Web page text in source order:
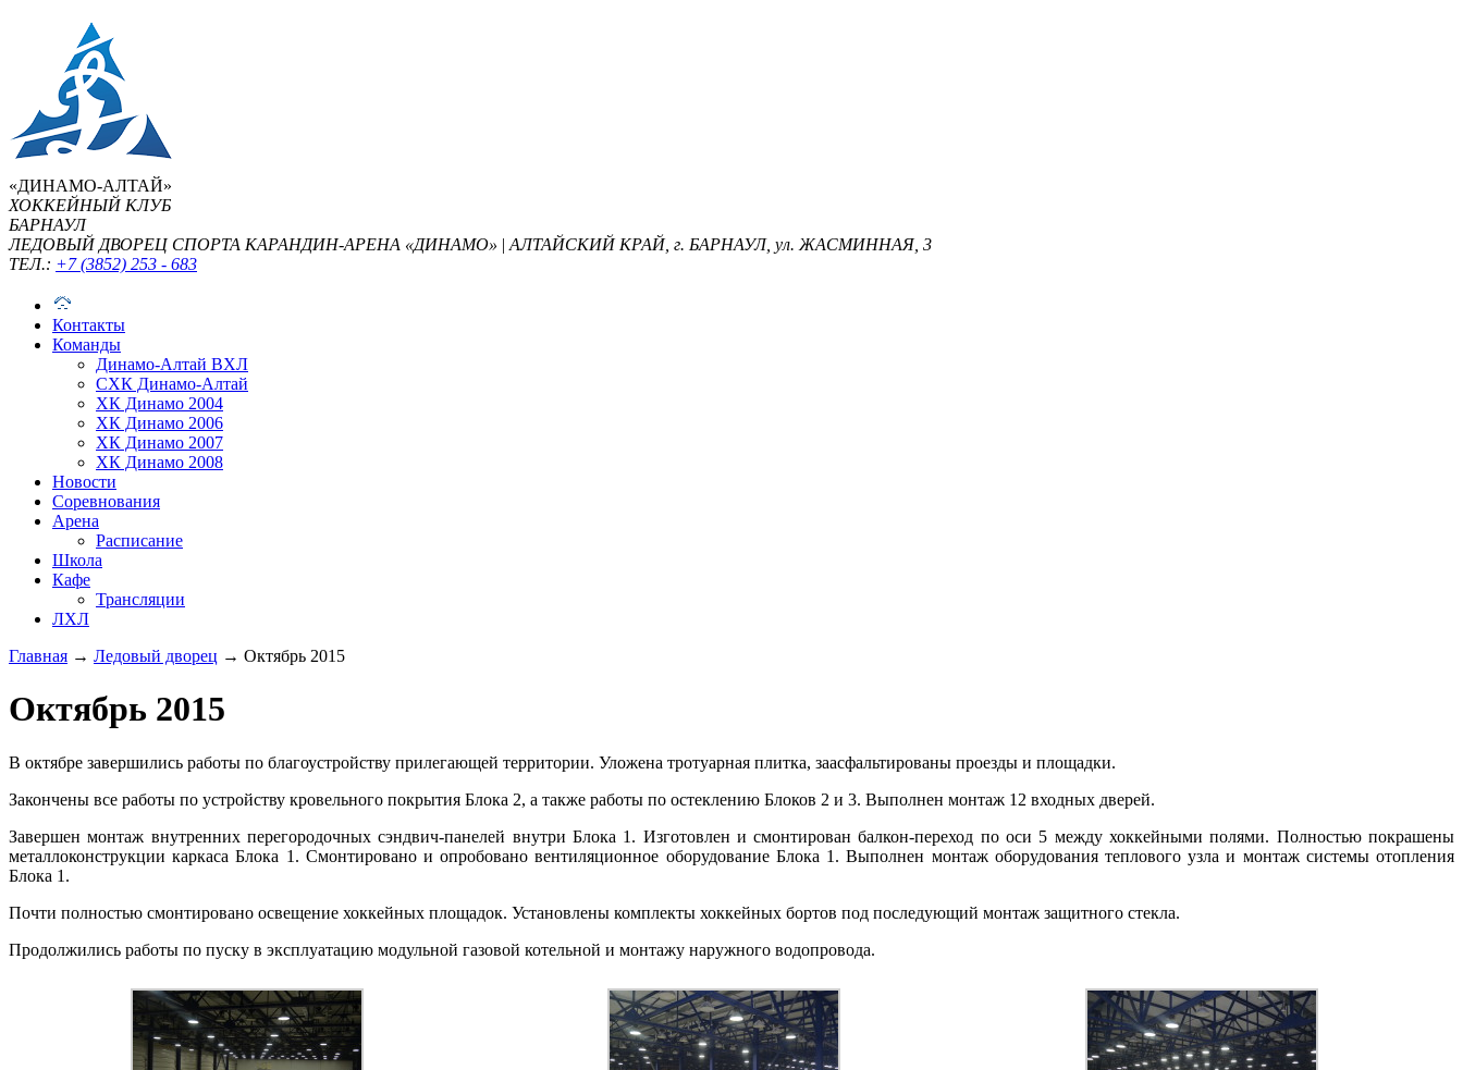
«ДИНАМО-АЛТАЙ»
ХОККЕЙНЫЙ КЛУБ
БАРНАУЛ
ЛЕДОВЫЙ ДВОРЕЦ СПОРТА КАРАНДИН-АРЕНА «ДИНАМО» | АЛТАЙСКИЙ КРАЙ, г. БАРНАУЛ, ул. ЖАСМИННАЯ, 3
ТЕЛ.: +7 (3852) 253 - 683
Контакты
Команды
Динамо-Алтай ВХЛ
СХК Динамо-Алтай
ХК Динамо 2004
ХК Динамо 2006
ХК Динамо 2007
ХК Динамо 2008
Новости
Соревнования
Арена
Расписание
Школа
Кафе
Трансляции
ЛХЛ
Главная → Ледовый дворец → Октябрь 2015
Октябрь 2015
В октябре завершились работы по благоустройству прилегающей территории. Уложена тротуарная плитка, заасфальтированы проезды и площадки.
Закончены все работы по устройству кровельного покрытия Блока 2, а также работы по остеклению Блоков 2 и 3. Выполнен монтаж 12 входных дверей.
Завершен монтаж внутренних перегородочных сэндвич-панелей внутри Блока 1. Изготовлен и смонтирован балкон-переход по оси 5 между хоккейными полями. Полностью покрашены
металлоконструкции каркаса Блока 1. Смонтировано и опробовано вентиляционное оборудование Блока 1. Выполнен монтаж оборудования теплового узла и монтаж системы отопления
Блока 1.
Почти полностью смонтировано освещение хоккейных площадок. Установлены комплекты хоккейных бортов под последующий монтаж защитного стекла.
Продолжились работы по пуску в эксплуатацию модульной газовой котельной и монтажу наружного водопровода.